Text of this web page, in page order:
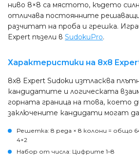
ниво 8×8 са мястото, където
отличава постоянните
разчитат на проба и грешка.
Expert пъзели в SudokuPro.
Характеристики на 8x8
8x8 Expert Sudoku изтласква
кандидатите и логическата
горната граница на това, което
заключените кандидати могат
Решетка: 8 реда × 8 колони = общо
4×2
Набор от числа: Цифрите 1–8